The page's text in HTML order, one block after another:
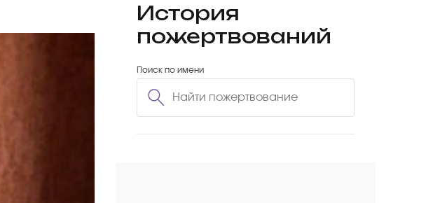
История
пожертвований
Поиск по имени